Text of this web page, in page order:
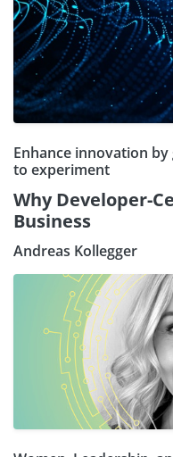
Enhance innovation
to experiment
Why Developer-
Business
Andreas Kollegger